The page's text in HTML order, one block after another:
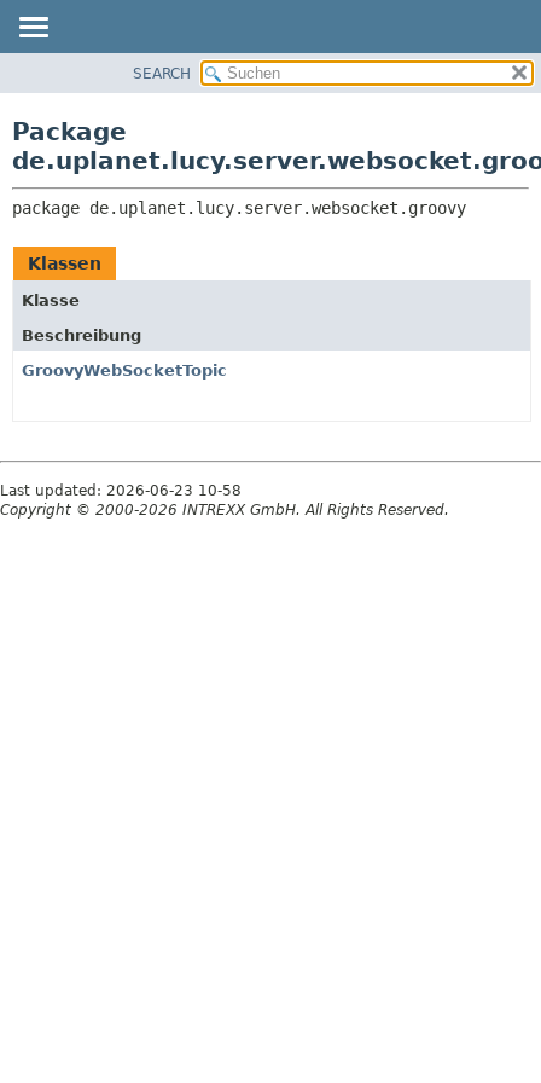
KLASSE
VERWENDUNG
BAUM
VERALTET
INDEX
PACKAGE:
KLASSEN UND
SCHNITTSTELLEN
SEARCH
Package
package de.uplanet.lucy.server.websocket.groovy
Klassen
Klasse
Beschreibung
GroovyWebSocketTopic
Last updated: 2026-06-23 10-58
Copyright © 2000-2026 INTREXX GmbH. All Rights Reserved.